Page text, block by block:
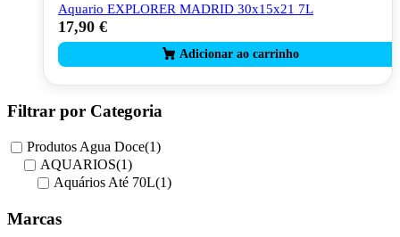
Aquario EXPLORER MADRID 30x15x21 7L
17,90 €
This
product
has
multiple
The
options
may
be
chosen
on
product
Filtrar por Categoria
Produtos Agua Doce(1)
AQUARIOS(1)
Aquários Até 70L(1)
Marcas